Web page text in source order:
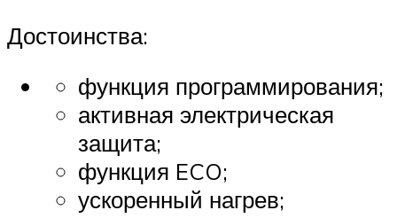
Достоинства:
функция программирования;
активная электрическая
защита;
функция ECO;
ускоренный нагрев;